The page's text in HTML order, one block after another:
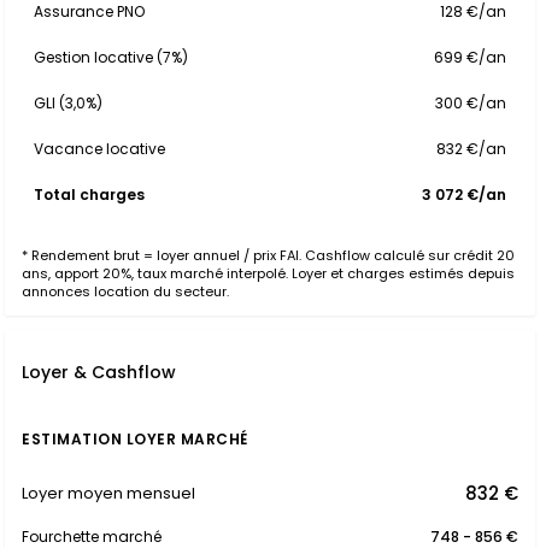
Assurance PNO 128 €/an
Gestion locative (7%) 699 €/an
GLI (3,0%) 300 €/an
Vacance locative 832 €/an
Total charges 3 072 €/an
* Rendement brut = loyer annuel / prix FAI. Cashflow calculé sur crédit 20
ans, apport 20%, taux marché interpolé. Loyer et charges estimés depuis
annonces location du secteur.
Loyer & Cashflow
ESTIMATION LOYER MARCHÉ
Loyer moyen mensuel 832 €
Fourchette marché 748 - 856 €